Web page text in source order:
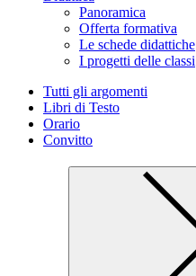
Panoramica
Offerta formativa
Le schede didattiche
I progetti delle classi
Tutti gli argomenti
Libri di Testo
Orario
Convitto